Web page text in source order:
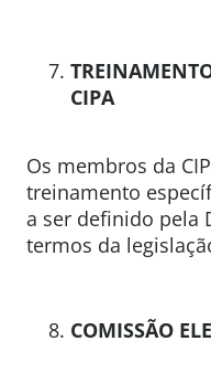
CIPA
Os membros da
treinamento
a ser definido pela
termos da
COMISSÃO